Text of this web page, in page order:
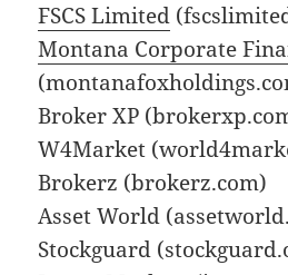
FSCS Limited
Montana Corporate
Broker XP
W4Market
Brokerz (brokerz.com)
Asset World
Stockguard